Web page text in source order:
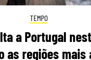
TEMPO
a Portugal
as regiões mais